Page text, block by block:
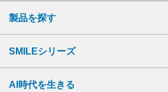
製品を探す
SMILEシリーズ
AI時代を生きる